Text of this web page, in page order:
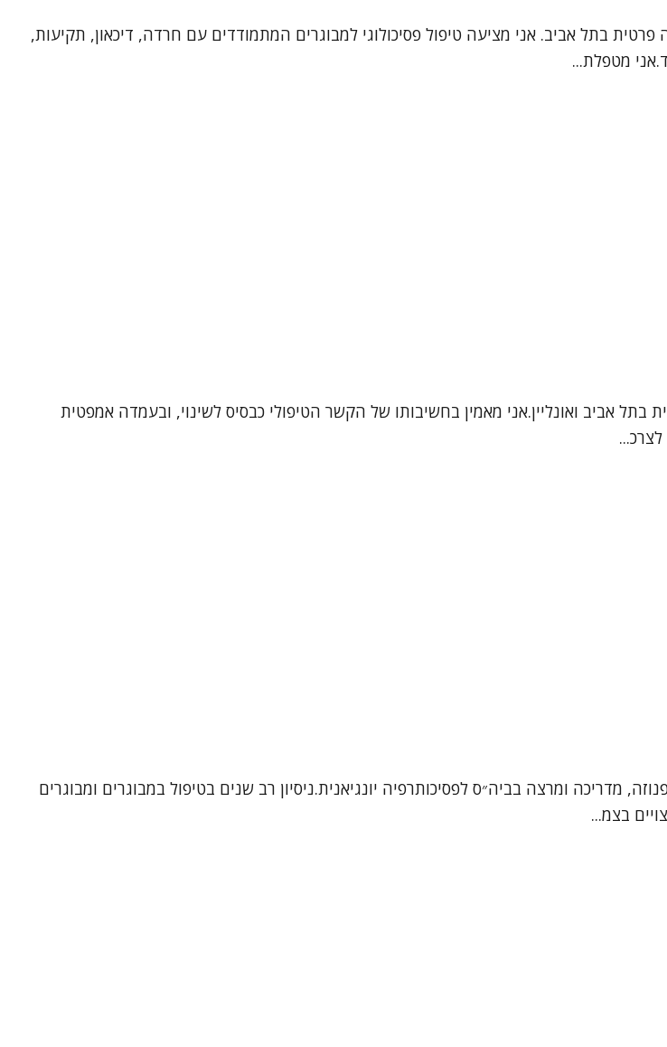
בתל אביב. אני מציעה טיפול פסיכולוגי למבוגרים המתמודדים עם חרדה, דיכאון, תקיעות,
מטפלת...
בתל אביב ואונליין.אני מאמין בחשיבותו של הקשר הטיפולי כבסיס לשינוי, ובעמדה אמפטית
מדריכה ומרצה בביה״ס לפסיכותרפיה יונגיאנית.ניסיון רב שנים בטיפול במבוגרים ומבוגרים